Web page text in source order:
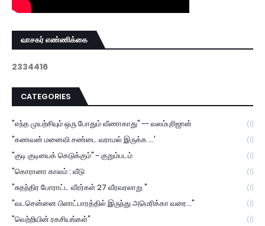
வாசகர் எண்ணிக்கை
2334416
CATEGORIES
"எந்த முயற்சியும் ஒரு போதும் வீணாகாது" -- வலம்புரிஜான் (1)
"கணவன் மனைவி சண்டை வராமல் இருக்க ...' (1)
"குடி குடியைக் கெடுக்கும்" - குறும்படம் (1)
"கொரானா காலம் : வீடு (1)
"சுதந்திர போராட்ட வீரர்கள் 27 வீரவரலாறு " (1)
"வடசென்னை பிளாட்பாரத்தில் இருந்து அமெரிக்கா வரை..." (1)
"வெற்றியின் ரகசியங்கள்" (1)